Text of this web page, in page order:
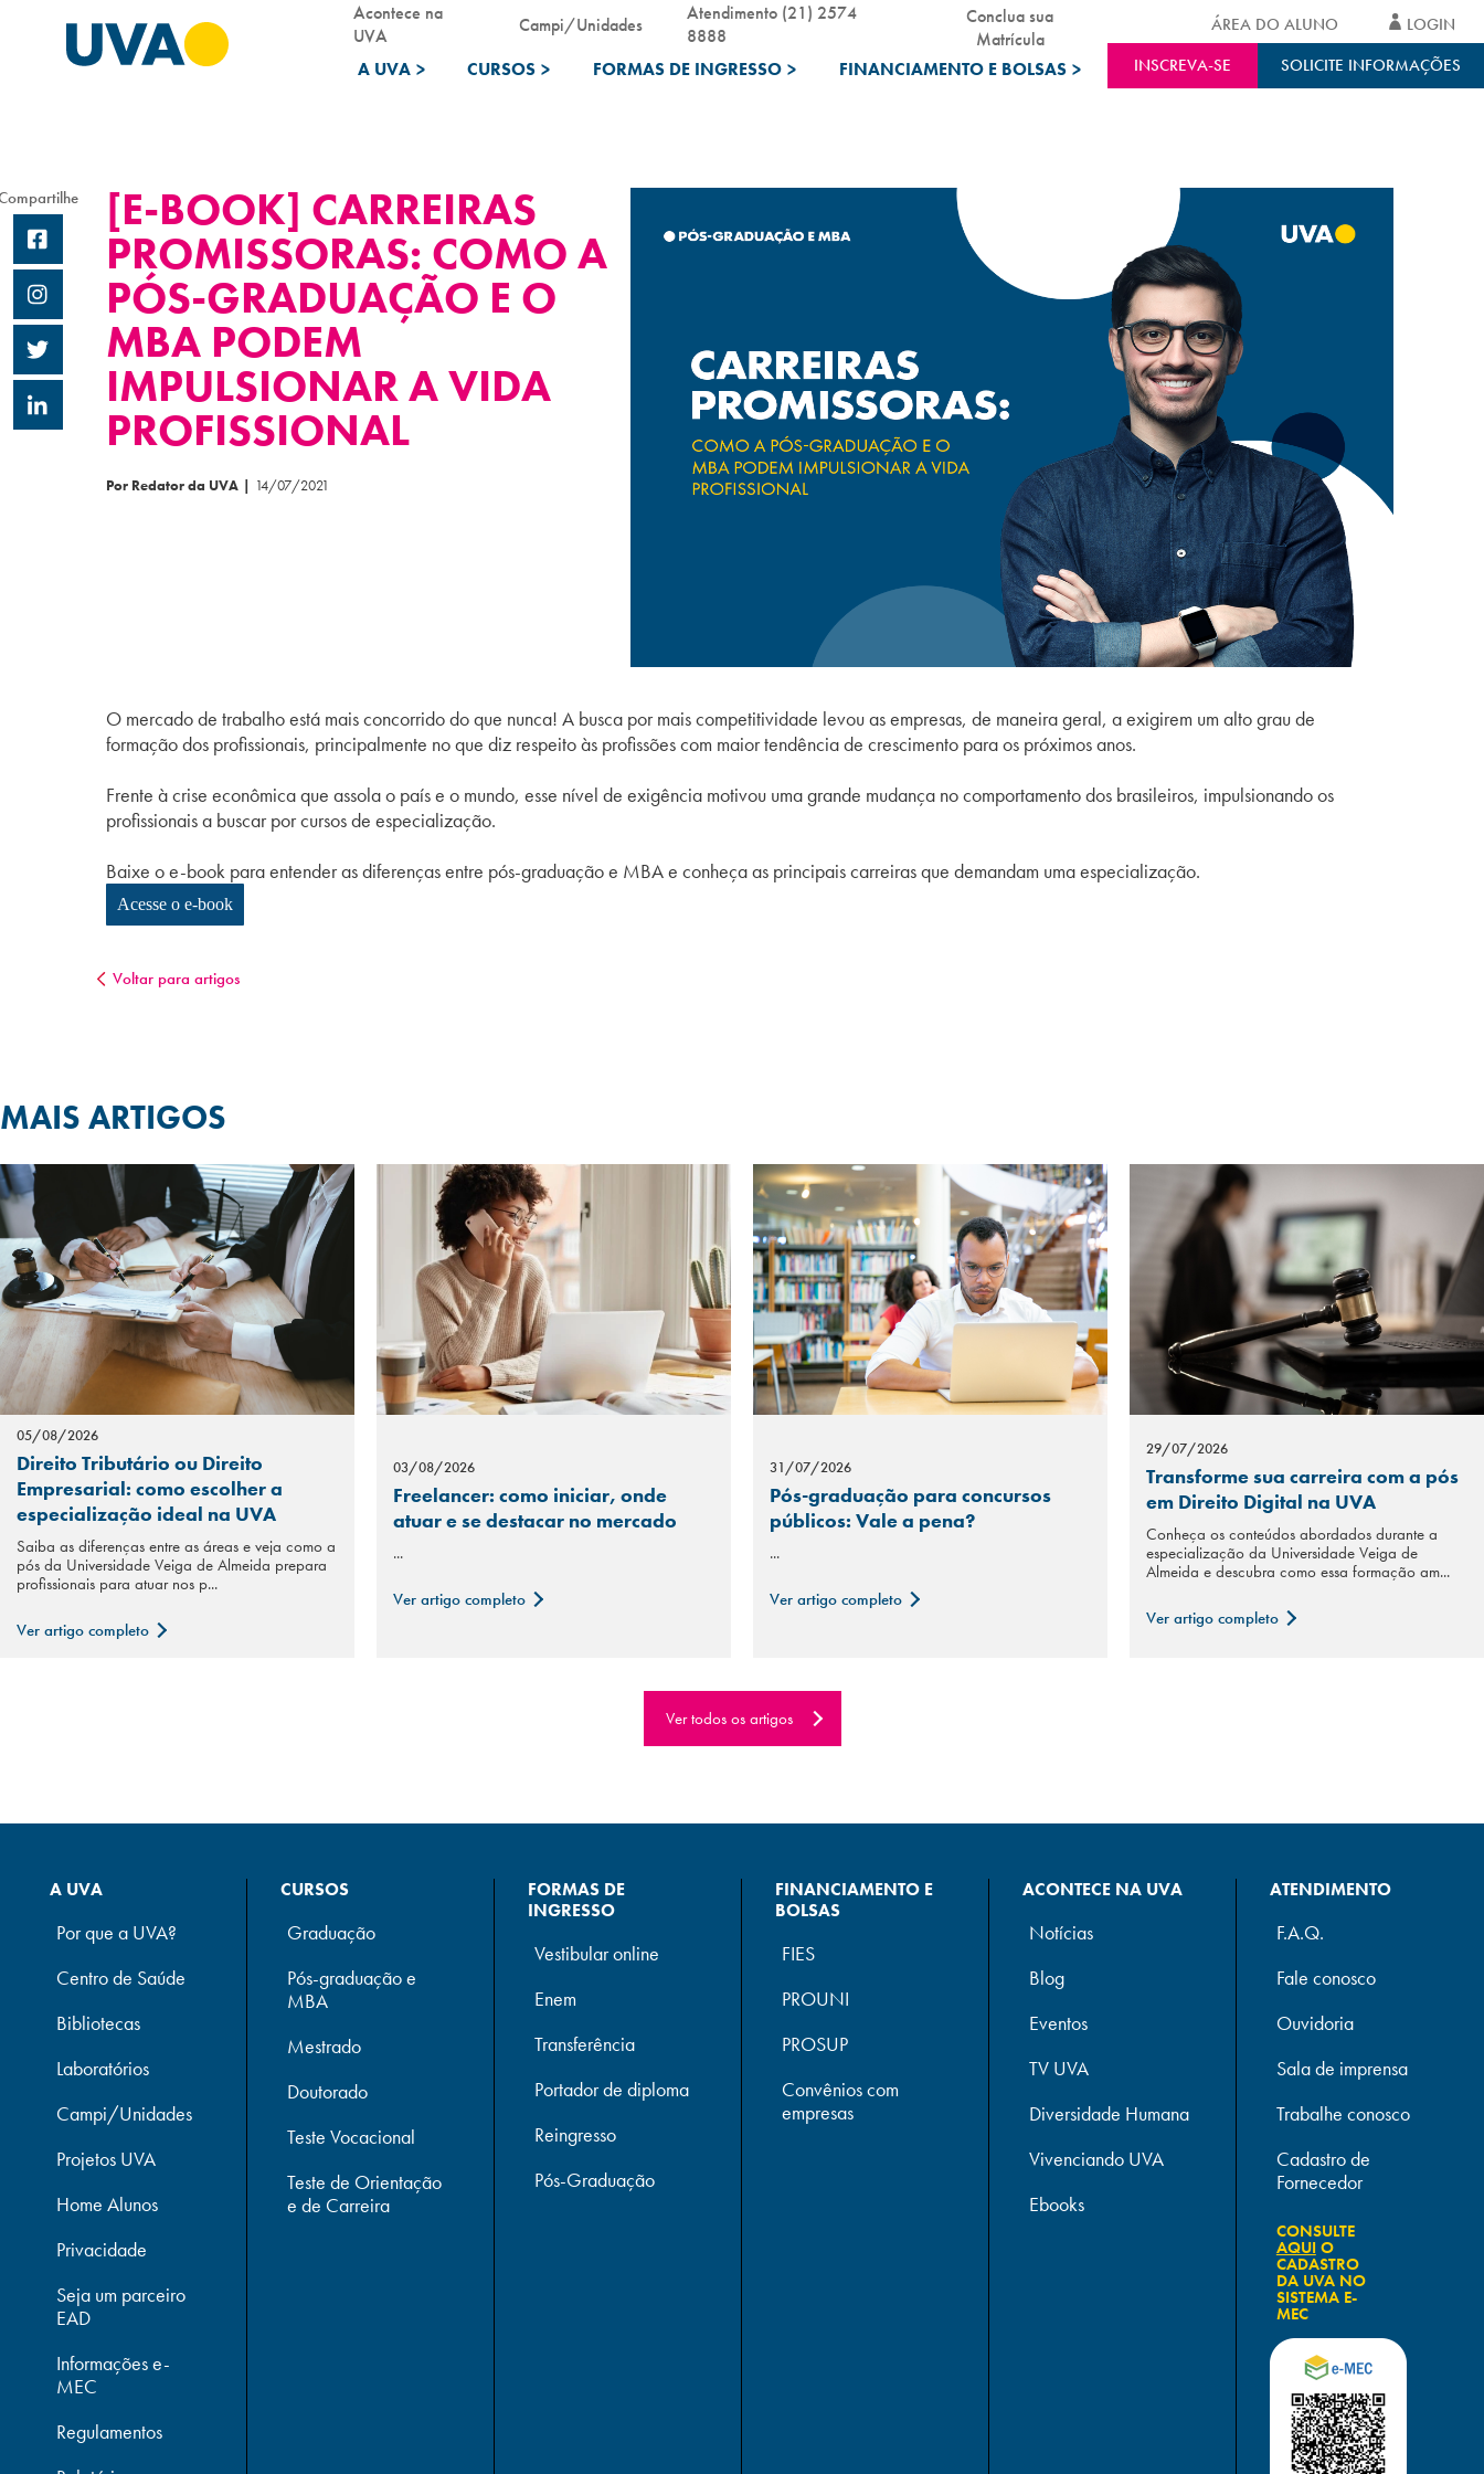
A UVA > CURSOS > FORMAS DE INGRESSO > FINANCIAMENTO E BOLSAS >
Acontece na
UVA
Campi/Unidades
Atendimento (21) 2574
8888
Conclua sua
Matrícula
INSCREVA-SE SOLICITE INFORMAÇÕES
ÁREA DO ALUNO LOGIN
[E-BOOK] CARREIRAS
PROMISSORAS: COMO A
PÓS-GRADUAÇÃO E O
MBA PODEM
IMPULSIONAR A VIDA
PROFISSIONAL
Por Redator da UVA | 14/07/2021
O mercado de trabalho está mais concorrido do que nunca! A busca por mais competitividade levou as empresas, de maneira geral, a exigirem um alto grau de
formação dos profissionais, principalmente no que diz respeito às profissões com maior tendência de crescimento para os próximos anos.
Frente à crise econômica que assola o país e o mundo, esse nível de exigência motivou uma grande mudança no comportamento dos brasileiros, impulsionando os
profissionais a buscar por cursos de especialização.
Baixe o e-book para entender as diferenças entre pós-graduação e MBA e conheça as principais carreiras que demandam uma especialização.
Acesse o e-book
Voltar para artigos
MAIS ARTIGOS
05/08/2026
Direito Tributário ou Direito
Empresarial: como escolher a
especialização ideal na UVA
Saiba as diferenças entre as áreas e veja como a
pós da Universidade Veiga de Almeida prepara
profissionais para atuar nos p...
Ver artigo completo
03/08/2026
Freelancer: como iniciar, onde
atuar e se destacar no mercado
...
Ver artigo completo
31/07/2026
Pós-graduação para concursos
públicos: Vale a pena?
...
Ver artigo completo
29/07/2026
Transforme sua carreira com a pós
em Direito Digital na UVA
Conheça os conteúdos abordados durante a
especialização da Universidade Veiga de
Almeida e descubra como essa formação am...
Ver artigo completo
Ver todos os artigos
A UVA
Por que a UVA?
Centro de Saúde
Bibliotecas
Laboratórios
Campi/Unidades
Projetos UVA
Home Alunos
Privacidade
Seja um parceiro
EAD
Informações e-
MEC
Regulamentos
CURSOS
Graduação
Pós-graduação e
MBA
Mestrado
Doutorado
Teste Vocacional
Teste de Orientação
e de Carreira
FORMAS DE
INGRESSO
Vestibular online
Enem
Transferência
Portador de diploma
Reingresso
Pós-Graduação
FINANCIAMENTO E
BOLSAS
FIES
PROUNI
PROSUP
Convênios com
empresas
ACONTECE NA UVA
Notícias
Blog
Eventos
TV UVA
Diversidade Humana
Vivenciando UVA
Ebooks
ATENDIMENTO
F.A.Q.
Fale conosco
Ouvidoria
Sala de imprensa
Trabalhe conosco
Cadastro de
Fornecedor
CONSULTE
AQUIO
CADASTRO
DA UVA NO
SISTEMA E-
MEC